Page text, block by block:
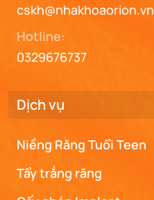
cskh@nhakhoaorion.vn
Hotline:
0329676737
Dịch vụ
Niềng Răng Tuổi Teen
Tẩy trắng răng